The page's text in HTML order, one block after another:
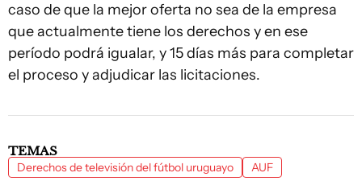
caso de que la mejor oferta no sea de la empresa
que actualmente tiene los derechos y en ese
período podrá igualar, y 15 días más para completar
el proceso y adjudicar las licitaciones.
TEMAS
Derechos de televisión del fútbol uruguayo AUF